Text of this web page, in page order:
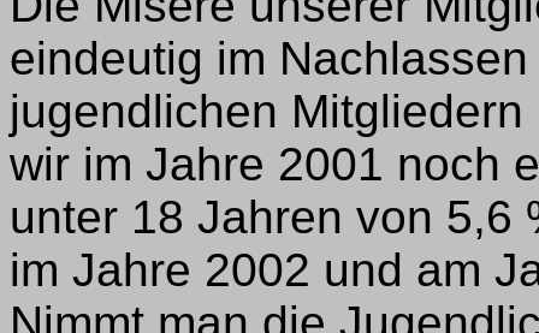
eindeutig im
jugendlichen
wir im Jahre 2001 noch
unter 18 Jahren von 5,6
im Jahre 2002 und am